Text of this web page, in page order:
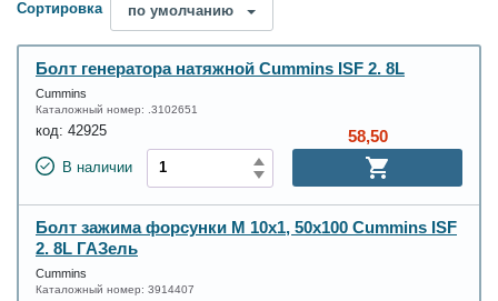
Сортировка по умолчанию
Болт генератора натяжной Cummins ISF 2. 8L
Cummins
Каталожный номер: .3102651
код: 42925
В наличии
58,50
Болт зажима форсунки M 10x1, 50x100 Cummins ISF
2. 8L ГАЗель
Cummins
Каталожный номер: 3914407